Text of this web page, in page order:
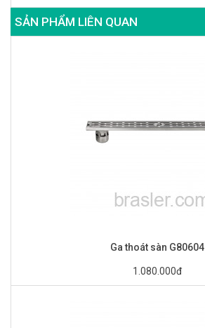
SẢN PHẨM LIÊN QUAN
Ga thoát sàn G80604
1.080.000đ